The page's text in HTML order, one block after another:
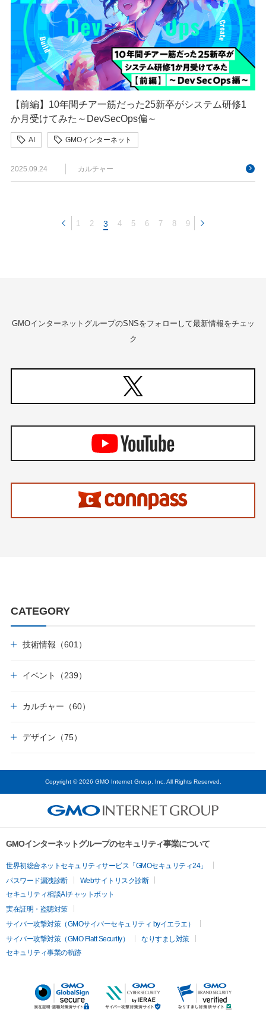
【前編】10年間チア一筋だった25新卒がシステム研修1
か月受けてみた～DevSecOps偏～
AI
GMOインターネット
2025.09.24
カルチャー
1 2 3 4 5 6 7 8 9
GMOインターネットグループのSNSをフォローして最新情報をチェッ
ク
CATEGORY
技術情報（601）
イベント（239）
カルチャー（60）
デザイン（75）
Copyright © 2026 GMO Internet Group, Inc. All Rights Reserved.
GMOインターネットグループのセキュリティ事業について
世界初総合ネットセキュリティサービス「GMOセキュリティ24」
パスワード漏洩診断
Webサイトリスク診断
セキュリティ相談AIチャットボット
実在証明・盗聴対策
サイバー攻撃対策（GMOサイバーセキュリティ byイエラエ）
サイバー攻撃対策（GMO Flatt Security）
なりすまし対策
セキュリティ事業の軌跡